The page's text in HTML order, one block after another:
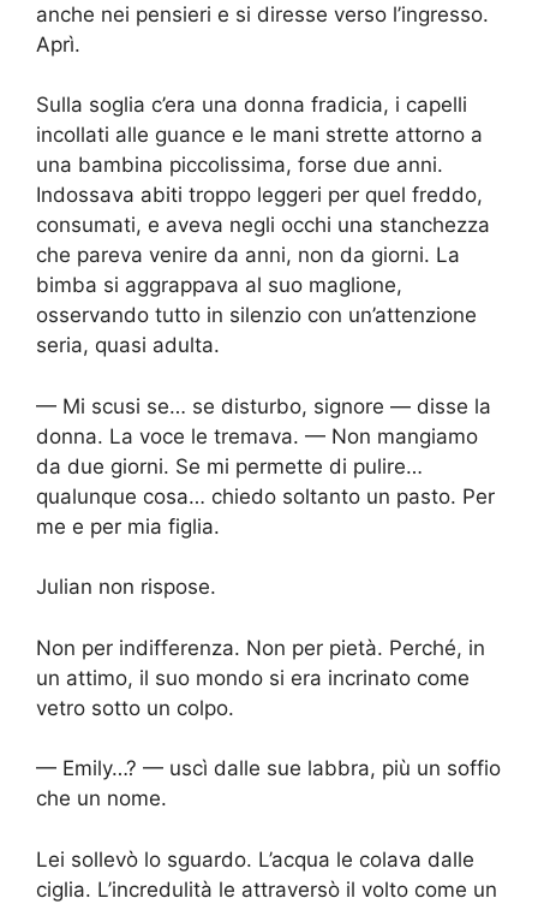
anche nei pensieri e si diresse verso l’ingresso.
Aprì.
Sulla soglia c’era una donna fradicia, i capelli
incollati alle guance e le mani strette attorno a
una bambina piccolissima, forse due anni.
Indossava abiti troppo leggeri per quel freddo,
consumati, e aveva negli occhi una stanchezza
che pareva venire da anni, non da giorni. La
bimba si aggrappava al suo maglione,
osservando tutto in silenzio con un’attenzione
seria, quasi adulta.
— Mi scusi se… se disturbo, signore — disse la
donna. La voce le tremava. — Non mangiamo
da due giorni. Se mi permette di pulire…
qualunque cosa… chiedo soltanto un pasto. Per
me e per mia figlia.
Julian non rispose.
Non per indifferenza. Non per pietà. Perché, in
un attimo, il suo mondo si era incrinato come
vetro sotto un colpo.
— Emily…? — uscì dalle sue labbra, più un soffio
che un nome.
Lei sollevò lo sguardo. L’acqua le colava dalle
ciglia. L’incredulità le attraversò il volto come un